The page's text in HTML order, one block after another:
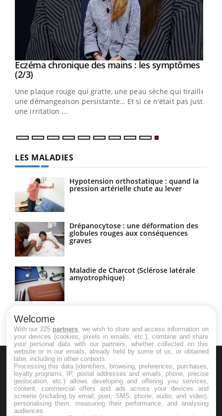
Youtube
Eczéma chronique des mains : les symptômes
(2/3)Youtube
Une plaque rouge qui gratte, une peau sèche qui tiraille,
une démangeaison persistante… Et si ce n'était pas juste
une irritation ...
LES MALADIES
Hypotension orthostatique : quand la
pression artérielle chute au lever
Drépanocytose : une déformation des
globules rouges aux conséquences
graves
Maladie de Charcot (Sclérose latérale
amyotrophique)
Le site santé de référence avec chaque jour toute l'actualité
Welcome
With our 225 partners , we wish to store and access information on
your devices (cookies, pixels in emails, etc.), combine and share
your personal data with our partners, whether collected on this
website or in our emails, already held by some of us, or obtained
later, including in other contexts.
Processing this data (identifiers, browsing, preferences, purchases,
loyalty programs, IP, postal addresses and emails, phone, precise
geolocation, etc.) allows developing and offering you services,
content, commercial offers and ads across your devices and
screens (including by email, post, SMS, phone, audio, and video),
personalising them, measuring their performance, and analysing
audiences.